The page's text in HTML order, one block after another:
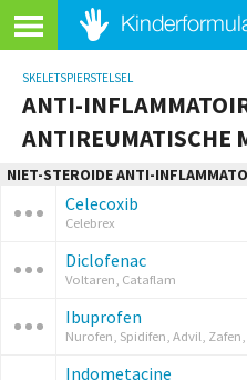
SKELETSPIERSTELSEL
ANTI-
ANTIREUMATISCHE
NIET-STEROIDE ANTI-
Celecoxib
Celebrex
Diclofenac
Voltaren, Cataflam
Ibuprofen
Nurofen, Spidifen, Advil, Zafen,
Indometacine